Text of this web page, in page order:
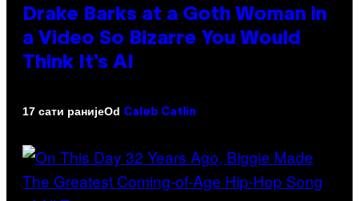
Drake Barks at a Goth Woman in
a Video So Bizarre You Would
Think It’s AI
17 сати ранијеOd Caleb Catlin